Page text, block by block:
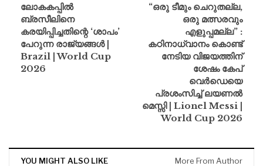
ലോകകപ്പിൽ
ബ്രസീലിനെ
കരയിപ്പിച്ചതിന്റെ ‘ശാപം’
പേറുന്ന രാജ്യങ്ങൾ |
Brazil | World Cup
2026
“ഒരു ടീമും ചെറുതല്ല,
ഒരു മത്സരവും
എളുപ്പമല്ല” :
കഠിനാധ്വാനം കൊണ്ട്
നേടിയ വിജയത്തിന്
ശേഷം കേപ്
വെർഡെയെ
പ്രശംസിച്ച് ലയണൽ
മെസ്സി | Lionel Messi |
World Cup 2026
YOU MIGHT ALSO LIKE More From Author